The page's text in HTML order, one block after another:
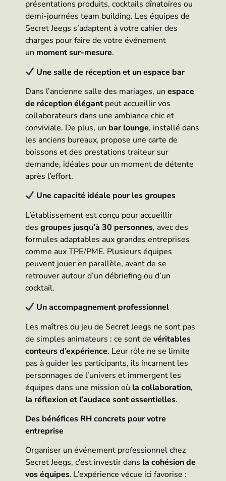
présentations produits, cocktails dînatoires ou
demi-journées team building. Les équipes de
Secret Jeegs s’adaptent à votre cahier des
charges pour faire de votre événement
un moment sur-mesure.
Une salle de réception et un espace bar
Dans l’ancienne salle des mariages, un espace
de réception élégantpeut accueillir vos
collaborateurs dans une ambiance chic et
conviviale. De plus, un bar lounge, installé dans
les anciens bureaux, propose une carte de
boissons et des prestations traiteur sur
demande, idéales pour un moment de détente
après l’effort.
Une capacité idéale pour les groupes
L’établissement est conçu pour accueillir
des groupes jusqu’à 30 personnes, avec des
formules adaptables aux grandes entreprises
comme aux TPE/PME. Plusieurs équipes
peuvent jouer en parallèle, avant de se
retrouver autour d’un débriefing ou d’un
cocktail.
Un accompagnement professionnel
Les maîtres du jeu de Secret Jeegs ne sont pas
de simples animateurs : ce sont de véritables
conteurs d’expérience. Leur rôle ne se limite
pas à guider les participants, ils incarnent les
personnages de l’univers et immergent les
équipes dans une mission où la collaboration,
la réflexion et l’audace sont essentielles.
Des bénéfices RH concrets pour votre
entreprise
Organiser un événement professionnel chez
Secret Jeegs, c’est investir dans la cohésion de
vos équipes. L’expérience vécue ici favorise :